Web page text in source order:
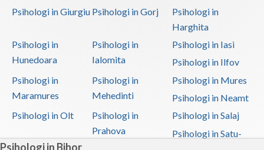
Psihologi in Bihor
Psihologi in Giurgiu Psihologi in Gorj
Psihologi in
Harghita
Psihologi in
Hunedoara
Psihologi in
Ialomita
Psihologi in Iasi
Psihologi in Ilfov
Psihologi in
Maramures
Psihologi in
Mehedinti
Psihologi in Mures
Psihologi in Neamt
Psihologi in Olt
Psihologi in
Prahova
Psihologi in Salaj
Psihologi in Satu-